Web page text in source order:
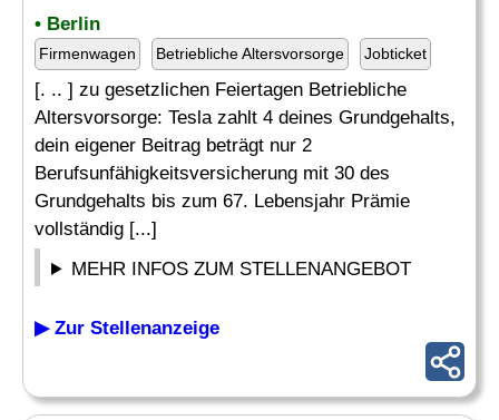
• Berlin
Firmenwagen Betriebliche Altersvorsorge Jobticket
[. .. ] zu gesetzlichen Feiertagen Betriebliche
Altersvorsorge: Tesla zahlt 4 deines Grundgehalts,
dein eigener Beitrag beträgt nur 2
Berufsunfähigkeitsversicherung mit 30 des
Grundgehalts bis zum 67. Lebensjahr Prämie
vollständig [...]
MEHR INFOS ZUM STELLENANGEBOT
▶ Zur Stellenanzeige